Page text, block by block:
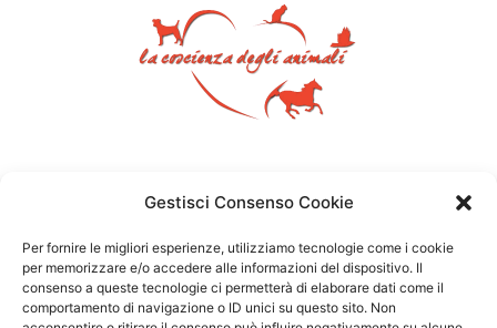
Gestisci Consenso Cookie
Per fornire le migliori esperienze, utilizziamo tecnologie come i cookie
per memorizzare e/o accedere alle informazioni del dispositivo. Il
consenso a queste tecnologie ci permetterà di elaborare dati come il
comportamento di navigazione o ID unici su questo sito. Non